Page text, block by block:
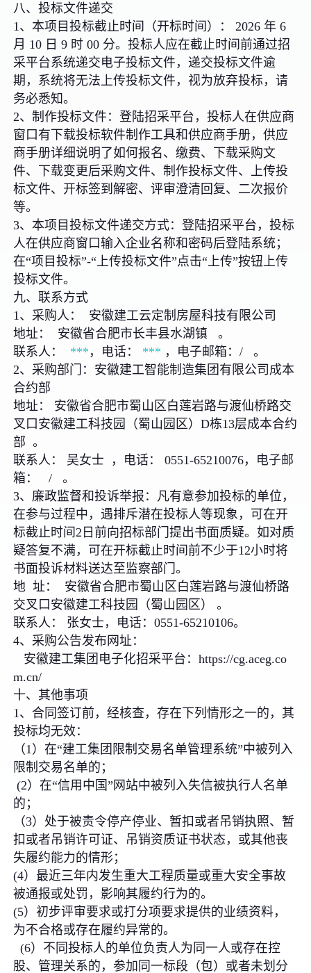
八、投标文件递交
1、本项目投标截止时间（开标时间）： 2026 年 6
月 10 日 9 时 00 分。投标人应在截止时间前通过招
采平台系统递交电子投标文件，递交投标文件逾
期，系统将无法上传投标文件，视为放弃投标，请
务必悉知。
2、制作投标文件：登陆招采平台，投标人在供应商
窗口有下载投标软件制作工具和供应商手册，供应
商手册详细说明了如何报名、缴费、下载采购文
件、下载变更后采购文件、制作投标文件、上传投
标文件、开标签到解密、评审澄清回复、二次报价
等。
3、本项目投标文件递交方式：登陆招采平台，投标
人在供应商窗口输入企业名称和密码后登陆系统；
在“项目投标”-“上传投标文件”点击“上传”按钮上传
投标文件。
九、联系方式
1、采购人： 安徽建工云定制房屋科技有限公司
地址： 安徽省合肥市长丰县水湖镇 。
联系人： *** ，电话： *** ，电子邮箱：/ 。
2、采购部门：安徽建工智能制造集团有限公司成本
合约部
地址： 安徽省合肥市蜀山区白莲岩路与渡仙桥路交
叉口安徽建工科技园（蜀山园区）D栋13层成本合约
部 。
联系人： 吴女士 ，电话： 0551-65210076，电子邮
箱： / 。
3、廉政监督和投诉举报：凡有意参加投标的单位，
在参与过程中，遇排斥潜在投标人等现象，可在开
标截止时间2日前向招标部门提出书面质疑。如对质
疑答复不满，可在开标截止时间前不少于12小时将
书面投诉材料送达至监察部门。
地 址： 安徽省合肥市蜀山区白莲岩路与渡仙桥路
交叉口安徽建工科技园（蜀山园区） 。
联系人： 张女士，电话：0551-65210106。
4、采购公告发布网址：
安徽建工集团电子化招采平台：https://cg.aceg.co
m.cn/
十、其他事项
1、合同签订前，经核查，存在下列情形之一的，其
投标均无效：
（1）在“建工集团限制交易名单管理系统”中被列入
限制交易名单的；
(2）在“信用中国”网站中被列入失信被执行人名单
的；
（3）处于被责令停产停业、暂扣或者吊销执照、暂
扣或者吊销许可证、吊销资质证书状态，或其他丧
失履约能力的情形；
(4）最近三年内发生重大工程质量或重大安全事故
被通报或处罚，影响其履约行为的。
(5）初步评审要求或打分项要求提供的业绩资料，
为不合格或存在履约异常的。
(6）不同投标人的单位负责人为同一人或存在控
股、管理关系的，参加同一标段（包）或者未划分